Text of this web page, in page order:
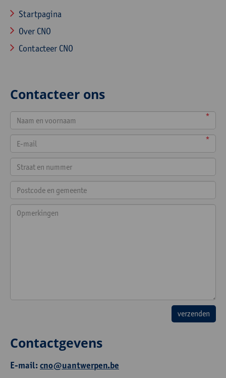
Startpagina
Over CNO
Contacteer CNO
Contacteer ons
*
*
Contactgevens
E-mail:cno@uantwerpen.be